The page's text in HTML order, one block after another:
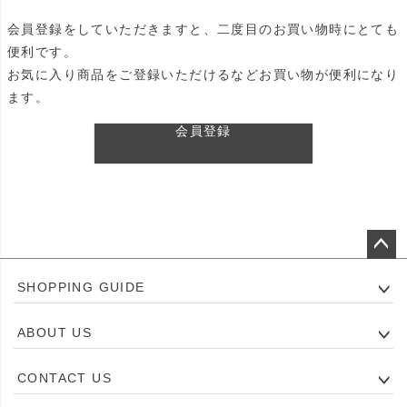
会員登録をしていただきますと、二度目のお買い物時にとても
便利です。
お気に入り商品をご登録いただけるなどお買い物が便利になり
ます。
会員登録
ジト
へ
SHOPPING GUIDE
ABOUT US
CONTACT US